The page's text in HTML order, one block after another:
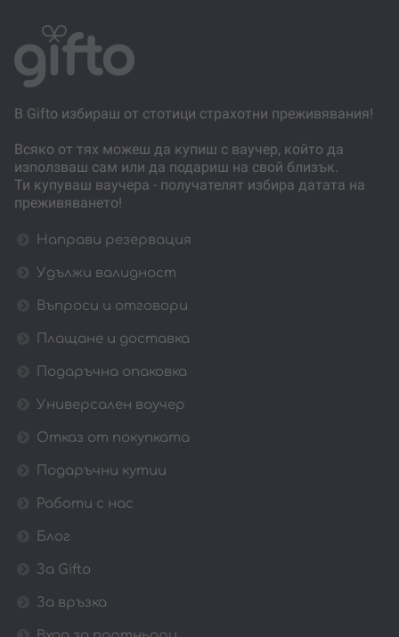
В Gifto избираш от стотици страхотни преживявания!
Всяко от тях можеш да купиш с ваучер, който да
използваш сам или да подариш на свой близък.
Ти купуваш ваучера - получателят избира датата на
преживяването!
Направи резервация
Удължи валидност
Въпроси и отговори
Плащане и доставка
Подаръчна опаковка
Универсален ваучер
Отказ от покупката
Подаръчни кутии
Работи с нас
Блог
За Gifto
За връзка